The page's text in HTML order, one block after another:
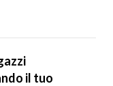
il tuo